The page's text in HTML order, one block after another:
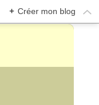
+ Créer mon blog